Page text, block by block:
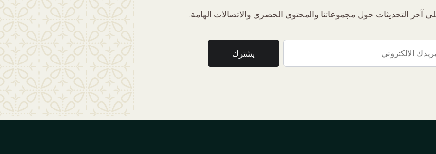
آخر التحديثات حول مجموعاتنا والمحتوى الحصري والاتصالات الهامة.